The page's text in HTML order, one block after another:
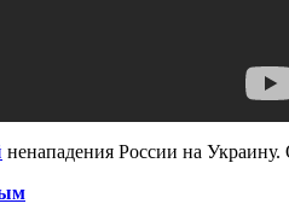
ненападения России на Украину.